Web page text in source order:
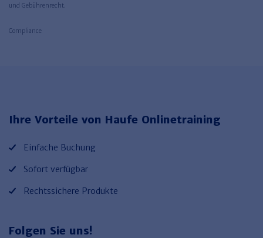
und Gebührenrecht.
Compliance
Ihre Vorteile von Haufe Onlinetraining
Einfache Buchung
Sofort verfügbar
Rechtssichere Produkte
Folgen Sie uns!